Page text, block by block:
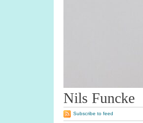
Nils Funcke
Subscribe to feed